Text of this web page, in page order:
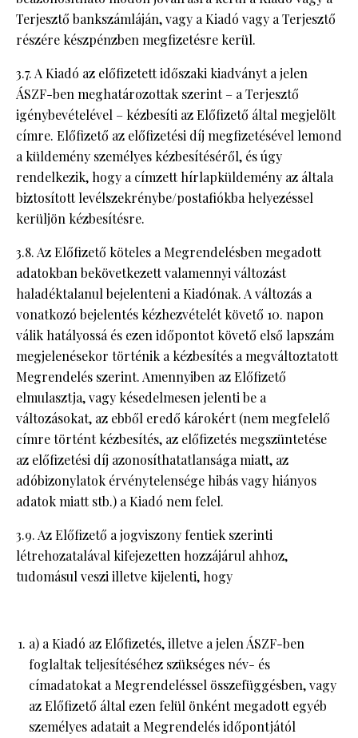
Terjesztő bankszámláján, vagy a Kiadó vagy a Terjesztő
részére készpénzben megfizetésre kerül.
3.7. A Kiadó az előfizetett időszaki kiadványt a jelen
ÁSZF-ben meghatározottak szerint – a Terjesztő
igénybevételével – kézbesíti az Előfizető által megjelölt
címre. Előfizető az előfizetési díj megfizetésével lemond
a küldemény személyes kézbesítéséről, és úgy
rendelkezik, hogy a címzett hírlapküldemény az általa
biztosított levélszekrénybe/postafiókba helyezéssel
kerüljön kézbesítésre.
3.8. Az Előfizető köteles a Megrendelésben megadott
adatokban bekövetkezett valamennyi változást
haladéktalanul bejelenteni a Kiadónak. A változás a
vonatkozó bejelentés kézhezvételét követő 10. napon
válik hatályossá és ezen időpontot követő első lapszám
megjelenésekor történik a kézbesítés a megváltoztatott
Megrendelés szerint. Amennyiben az Előfizető
elmulasztja, vagy késedelmesen jelenti be a
változásokat, az ebből eredő károkért (nem megfelelő
címre történt kézbesítés, az előfizetés megszüntetése
az előfizetési díj azonosíthatatlansága miatt, az
adóbizonylatok érvénytelensége hibás vagy hiányos
adatok miatt stb.) a Kiadó nem felel.
3.9. Az Előfizető a jogviszony fentiek szerinti
létrehozatalával kifejezetten hozzájárul ahhoz,
tudomásul veszi illetve kijelenti, hogy
a) a Kiadó az Előfizetés, illetve a jelen ÁSZF-ben
foglaltak teljesítéséhez szükséges név- és
címadatokat a Megrendeléssel összefüggésben, vagy
az Előfizető által ezen felül önként megadott egyéb
személyes adatait a Megrendelés időpontjától